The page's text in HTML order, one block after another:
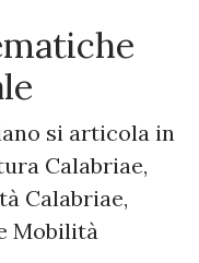
si articola in
Calabriae,
Calabriae,
Mobilità